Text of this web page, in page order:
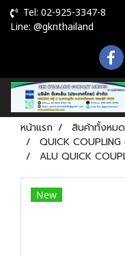
Tel: 02-925-3347-8
Line: @gknthailand
หน้าแรก สินค้าทั้งหมด
QUICK COUPLING
ALU QUICK
New